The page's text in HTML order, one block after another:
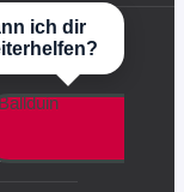
ich dir